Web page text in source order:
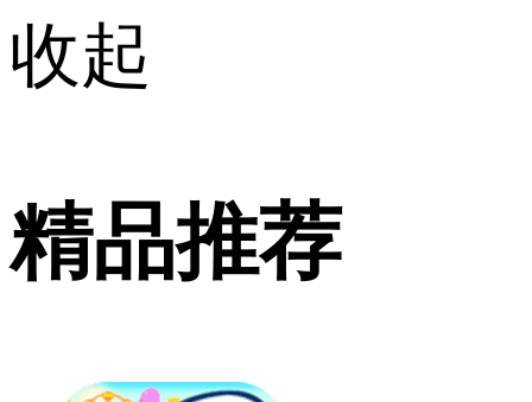
收起
精品推荐